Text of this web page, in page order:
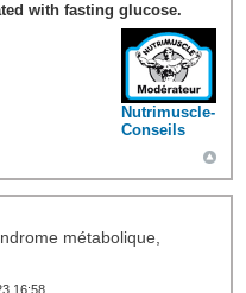
with fasting glucose.
Nutrimuscle-
Conseils
métabolique,
16:58